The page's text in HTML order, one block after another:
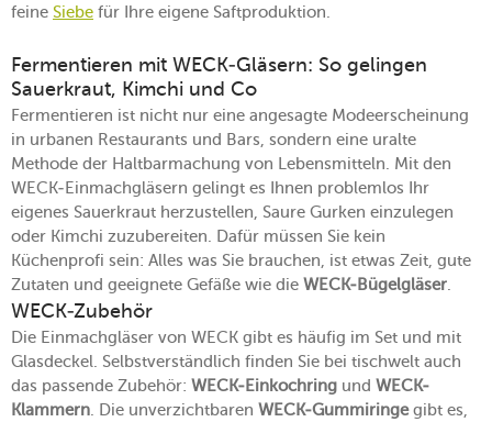
feine Siebe für Ihre eigene Saftproduktion.
Fermentieren mit WECK-Gläsern: So gelingen
Sauerkraut, Kimchi und Co
Fermentieren ist nicht nur eine angesagte Modeerscheinung
in urbanen Restaurants und Bars, sondern eine uralte
Methode der Haltbarmachung von Lebensmitteln. Mit den
WECK-Einmachgläsern gelingt es Ihnen problemlos Ihr
eigenes Sauerkraut herzustellen, Saure Gurken einzulegen
oder Kimchi zuzubereiten. Dafür müssen Sie kein
Küchenprofi sein: Alles was Sie brauchen, ist etwas Zeit, gute
Zutaten und geeignete Gefäße wie die WECK-Bügelgläser.
WECK-Zubehör
Die Einmachgläser von WECK gibt es häufig im Set und mit
Glasdeckel. Selbstverständlich finden Sie bei tischwelt auch
das passende Zubehör: WECK-Einkochring und WECK-
Klammern. Die unverzichtbaren WECK-Gummiringegibt es,